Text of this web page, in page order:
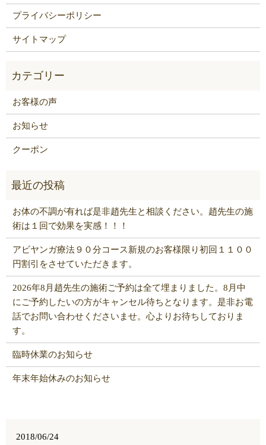
プライバシーポリシー
サイトマップ
お客様の声
お知らせ
クーポン
お体の不調が有れば是非趙先生と相談ください。趙先生の施
術は１回で効果を実感！！！
アビヤンガ療法９０分コース新規のお客様限り初回１１００
円割引をさせていただきます。
2026年8月趙先生の施術ご予約は全て埋まりました。8月中
にご予約したいの方がキャンセル待ちとなります。是非お電
話でお問い合わせくださいませ。心よりお待ちしておりま
す。
臨時休業のお知らせ
年末年始休みのお知らせ
2018/06/24